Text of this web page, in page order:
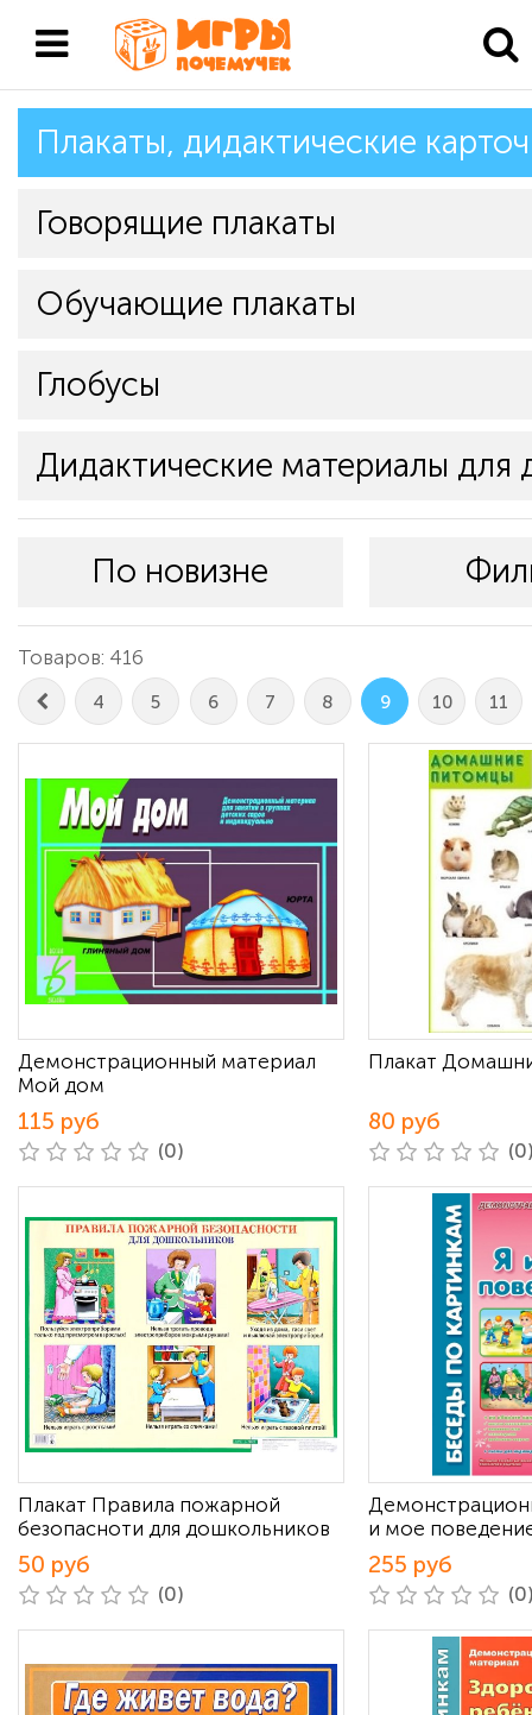
Плакаты, дидактические
Говорящие плакаты
Обучающие плакаты
Глобусы
Дидактические материалы для
По новизне
Товаров: 416
4 5 6 7 8 9 10 11
Демонстрационный материал
Мой дом
115 руб
(0)
Плакат
80 руб
Плакат Правила пожарной
безопасноти для дошкольников
50 руб
(0)
и мое
255 руб